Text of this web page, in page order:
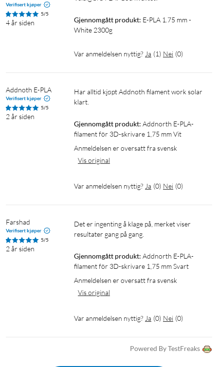
Verifisert kjøper
5/5
4 år siden Gjennomgått produkt: E-PLA 1.75 mm -
White 2300g
Var anmeldelsen nyttig? Ja (1) Nei (0)
Addnoth E-PLA
Verifisert kjøper
5/5
2 år siden
Har alltid kjøpt Addnoth filament work solar
klart.
Gjennomgått produkt: Addnorth E-PLA-
filament för 3D-skrivare 1,75 mm Vit
Anmeldelsen er oversatt fra svensk
Vis original
Var anmeldelsen nyttig? Ja (0) Nei (0)
Farshad
Verifisert kjøper
5/5
2 år siden
Det er ingenting å klage på, merket viser
resultater gang på gang.
Gjennomgått produkt: Addnorth E-PLA-
filament för 3D-skrivare 1,75 mm Svart
Anmeldelsen er oversatt fra svensk
Vis original
Var anmeldelsen nyttig? Ja (0) Nei (0)
Powered By TestFreaks